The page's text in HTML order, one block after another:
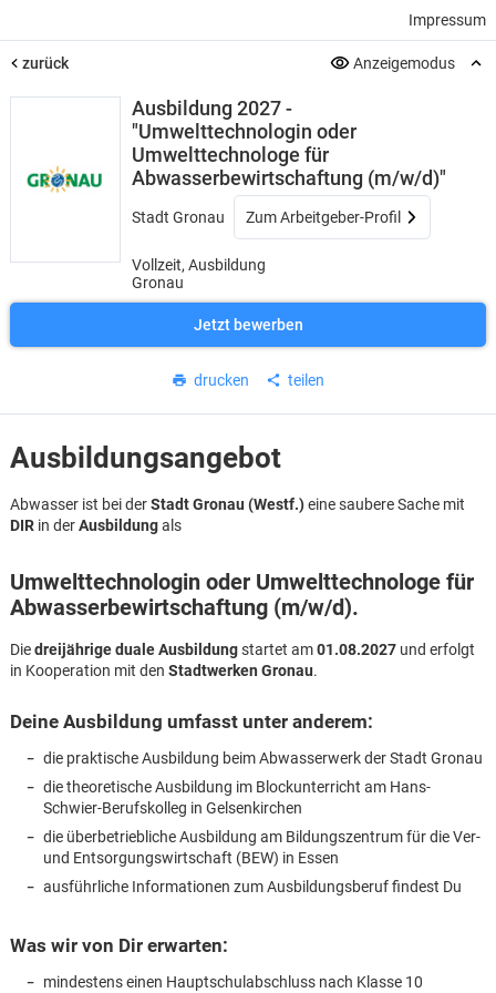
Impressum
zurück Anzeigemodus
Ausbildung 2027 -
"Umwelttechnologin oder
Umwelttechnologe für
Abwasserbewirtschaftung (m/w/d)"
Stadt Gronau Zum Arbeitgeber-Profil
Vollzeit, Ausbildung
Gronau
Jetzt bewerben
drucken teilen
Ausbildungsangebot
Abwasser ist bei derStadt Gronau (Westf.)eine saubere Sache mit
DIRin derAusbildungals
Umwelttechnologin oder Umwelttechnologe für
Abwasserbewirtschaftung (m/w/d).
Diedreijährige duale Ausbildungstartet am01.08.2027und erfolgt
in Kooperation mit den Stadtwerken Gronau.
Deine Ausbildung umfasst unter anderem:
die praktische Ausbildung beim Abwasserwerk der Stadt Gronau
die theoretische Ausbildung im Blockunterricht am Hans-
Schwier-Berufskolleg in Gelsenkirchen
die überbetriebliche Ausbildung am Bildungszentrum für die Ver-
und Entsorgungswirtschaft (BEW) in Essen
ausführliche Informationen zum Ausbildungsberuf findest Du
Was wir von Dir erwarten:
mindestens einen Hauptschulabschluss nach Klasse 10